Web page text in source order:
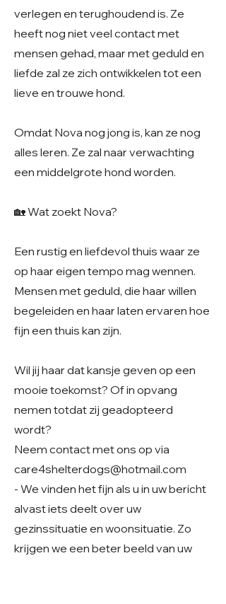
verlegen en terughoudend is. Ze
heeft nog niet veel contact met
mensen gehad, maar met geduld en
liefde zal ze zich ontwikkelen tot een
lieve en trouwe hond.
Omdat Nova nog jong is, kan ze nog
alles leren. Ze zal naar verwachting
een middelgrote hond worden.
🏡 Wat zoekt Nova?
Een rustig en liefdevol thuis waar ze
op haar eigen tempo mag wennen.
Mensen met geduld, die haar willen
begeleiden en haar laten ervaren hoe
fijn een thuis kan zijn.
Wil jij haar dat kansje geven op een
mooie toekomst? Of in opvang
nemen totdat zij geadopteerd
wordt?
Neem contact met ons op via
care4shelterdogs@hotmail.com
- We vinden het fijn als u in uw bericht
alvast iets deelt over uw
gezinssituatie en woonsituatie. Zo
krijgen we een beter beeld van uw